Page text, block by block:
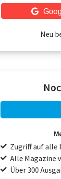
Neu
Zugriff auf alle
Alle Magazine
Über 300